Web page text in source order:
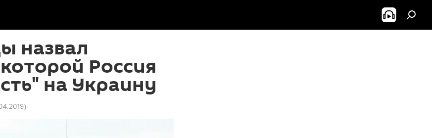
назвал
Россия
на Украину
)